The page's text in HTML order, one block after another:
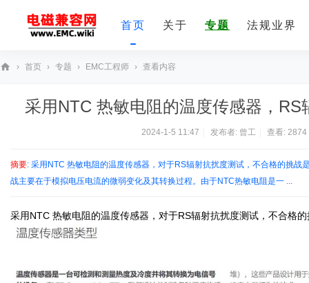
首页 关于 专题 法规业界
术
社
› 首页 › 专题 › EMC工程师 › 查看内容
采用NTC 热敏电阻的温度传感器，
2024-1-5 11:47 发布者: 曾工 查看: 2874
摘要: 采用NTC 热敏电阻的温度传感器，对于RS辐射抗扰度测试，不合格的挑
战主要在于模拟电压电流的微弱变化及其转换过程。由于NTC热敏电阻是一 ...
采用NTC 热敏电阻的温度传感器，对于RS辐射抗扰度测试，不合格